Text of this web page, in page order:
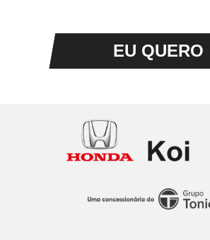
EU QUERO
Honda
Ribeirão